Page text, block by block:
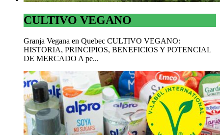
CULTIVO VEGANO
Granja Vegana en Quebec CULTIVO VEGANO:
HISTORIA, PRINCIPIOS, BENEFICIOS Y POTENCIAL
DE MERCADO A pe...